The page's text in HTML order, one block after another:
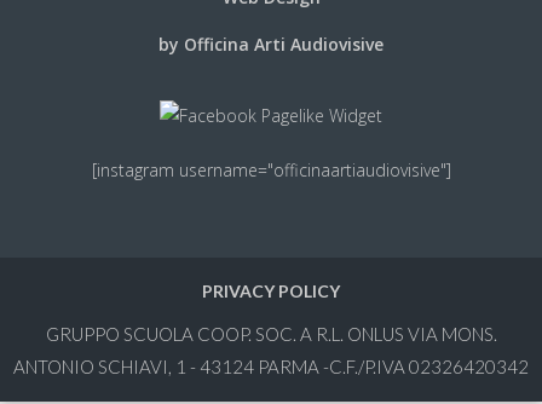
by Officina Arti Audiovisive
[instagram username="officinaartiaudiovisive"]
PRIVACY POLICY
GRUPPO SCUOLA COOP. SOC. A R.L. ONLUS VIA MONS.
ANTONIO SCHIAVI, 1 - 43124 PARMA -C.F./P.IVA 02326420342